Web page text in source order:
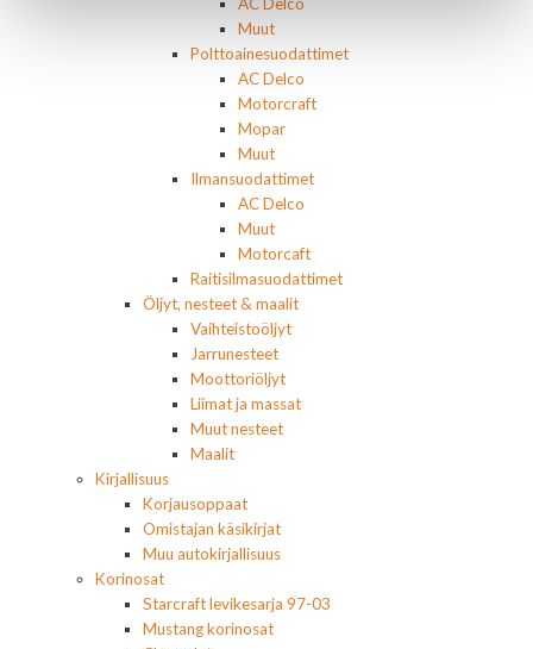
AC Delco
Muut
Polttoainesuodattimet
AC Delco
Motorcraft
Mopar
Muut
Ilmansuodattimet
AC Delco
Muut
Motorcaft
Raitisilmasuodattimet
Öljyt, nesteet & maalit
Vaihteistoöljyt
Jarrunesteet
Moottoriöljyt
Liimat ja massat
Muut nesteet
Maalit
Kirjallisuus
Korjausoppaat
Omistajan käsikirjat
Muu autokirjallisuus
Korinosat
Starcraft levikesarja 97-03
Mustang korinosat